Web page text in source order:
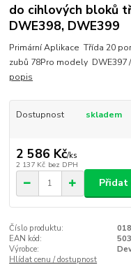
do cihlových bloků
DWE398, DWE399
Primární Aplikace Třída 20
zubů 78Pro modely DWE397
popis
Dostupnost skladem
2 586 Kč/ks
2 137 Kč bez DPH
Přidat
Číslo produktu:
EAN kód:
Výrobce:
Hlídat cenu / dostupnost